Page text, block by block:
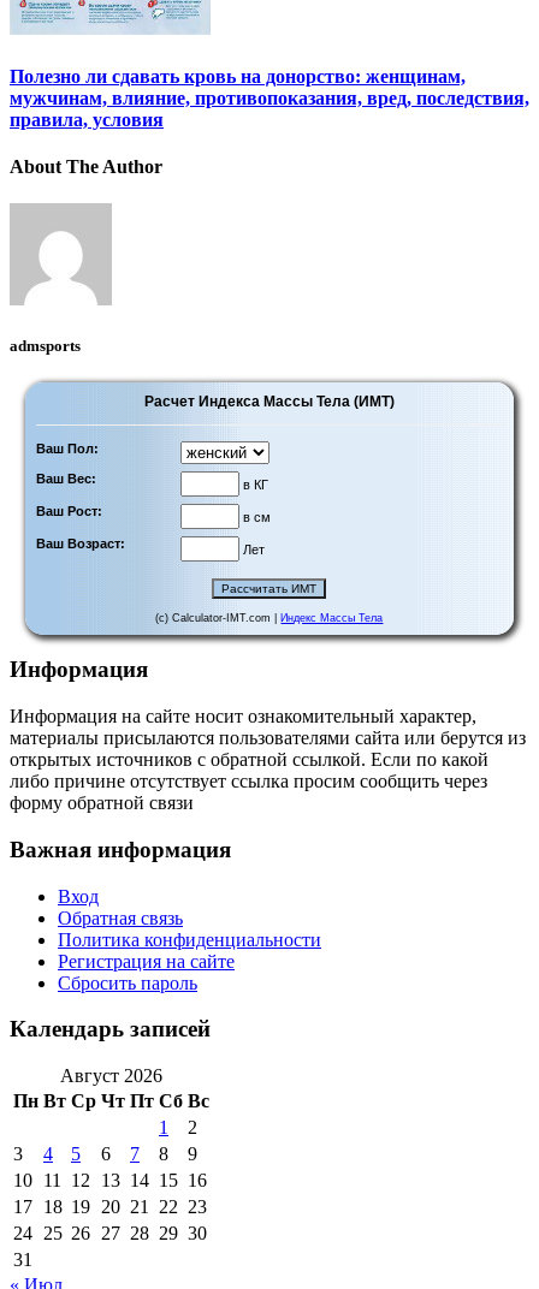
Полезно ли сдавать кровь на донорство: женщинам,
мужчинам, влияние, противопоказания, вред, последствия,
правила, условия
About The Author
admsports
Расчет Индекса Массы Тела (ИМТ)
Ваш Пол:
Ваш Вес:
в КГ
Ваш Рост:
в см
Ваш Возраст:
Лет
(c) Calculator-IMT.com | Индекс Массы Тела
Информация
Информация на сайте носит ознакомительный характер,
материалы присылаются пользователями сайта или берутся из
открытых источников с обратной ссылкой. Если по какой
либо причине отсутствует ссылка просим сообщить через
форму обратной связи
Важная информация
Вход
Обратная связь
Политика конфиденциальности
Регистрация на сайте
Сбросить пароль
Календарь записей
Август 2026
Пн Вт Ср Чт Пт Сб Вс
1
2
3
4 5 6 7 8
9
10 11 12 13 14 15 16
17 18 19 20 21 22 23
24 25 26 27 28 29 30
31
« Июл